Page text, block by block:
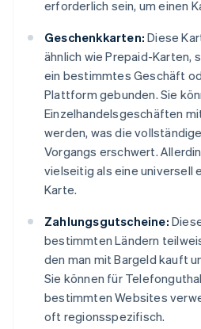
erforderlich sein, um einen
Geschenkkarten: Diese
ähnlich wie Prepaid-Karten,
ein bestimmtes Geschäft
Plattform gebunden. Sie
Einzelhandelsgeschäften
werden, was die
Vorgangs erschwert.
vielseitig als eine universell
Karte.
Zahlungsgutscheine:
bestimmten Ländern
den man mit Bargeld kauft
Sie können für
bestimmten Websites
oft regionsspezifisch.